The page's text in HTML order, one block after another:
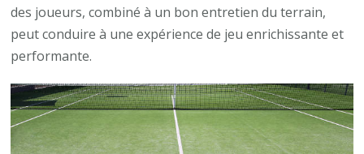
des joueurs, combiné à un bon entretien du terrain,
peut conduire à une expérience de jeu enrichissante et
performante.